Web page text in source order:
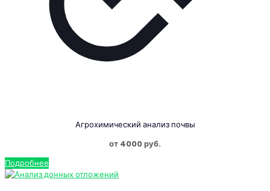
Агрохимический анализ почвы
от 4000 руб.
Подробнее